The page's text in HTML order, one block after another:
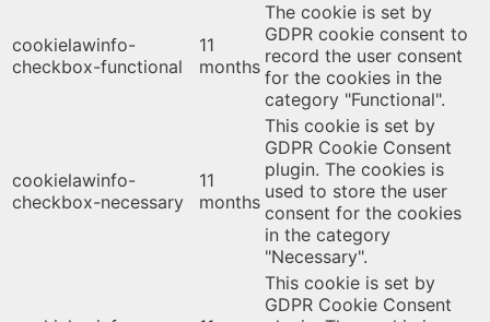
cookielawinfo-
checkbox-functional
11
months
The cookie is set by
GDPR cookie consent to
record the user consent
for the cookies in the
category "Functional".
cookielawinfo-
checkbox-necessary
11
months
This cookie is set by
GDPR Cookie Consent
plugin. The cookies is
used to store the user
consent for the cookies
in the category
"Necessary".
This cookie is set by
GDPR Cookie Consent